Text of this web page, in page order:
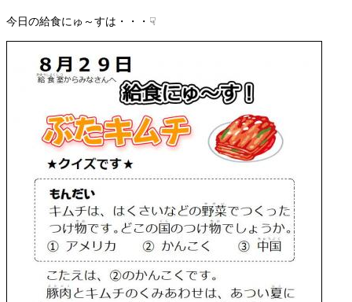
今日の給食にゅ～すは・・・☟